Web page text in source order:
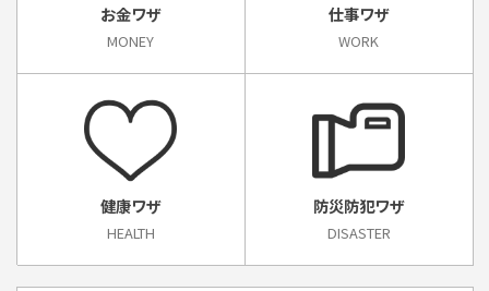
お金ワザ
MONEY
仕事ワザ
WORK
健康ワザ
HEALTH
防災防犯ワザ
DISASTER